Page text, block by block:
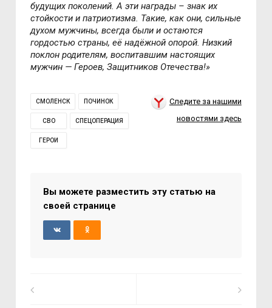
будущих поколений. А эти награды – знак их
стойкости и патриотизма. Такие, как они, сильные
духом мужчины, всегда были и остаются
гордостью страны, её надёжной опорой. Низкий
поклон родителям, воспитавшим настоящих
мужчин — Героев, Защитников Отечества!»
СМОЛЕНСК ПОЧИНОК
СВО СПЕЦОПЕРАЦИЯ
ГЕРОИ
Следите за нашими
новостями здесь
Вы можете разместить эту статью на
своей странице